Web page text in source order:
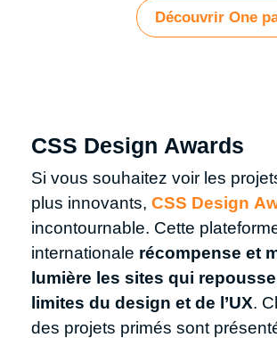
Découvrir One
CSS Design Awards
Si vous souhaitez voir les
plus innovants, CSS Design
incontournable. Cette
internationale récompense et
lumière les sites qui
limites du design et de l’UX.
des projets primés sont